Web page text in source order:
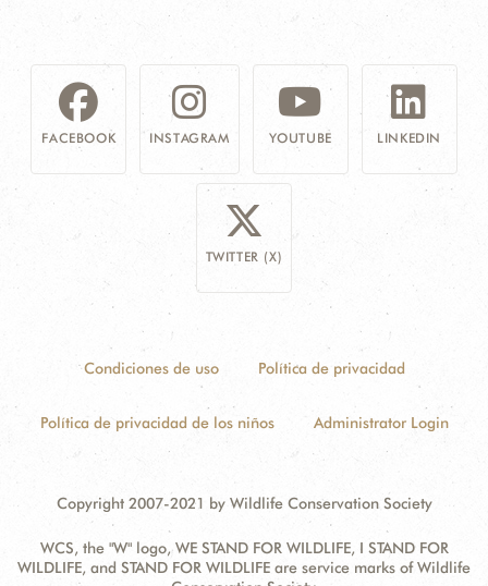
FACEBOOK INSTAGRAM YOUTUBE LINKEDIN
TWITTER (X)
Condiciones de uso Política de privacidad
Política de privacidad de los niños Administrator Login
Copyright 2007-2021 by Wildlife Conservation Society
WCS, the "W" logo, WE STAND FOR WILDLIFE, I STAND FOR
WILDLIFE, and STAND FOR WILDLIFE are service marks of Wildlife